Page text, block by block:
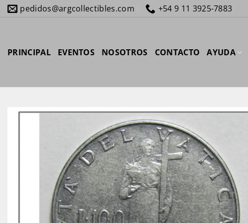
Saltar
al
pedidos@argcollectibles.com +54 9 11 3925-7883
PRINCIPAL EVENTOS NOSOTROS CONTACTO AYUDA